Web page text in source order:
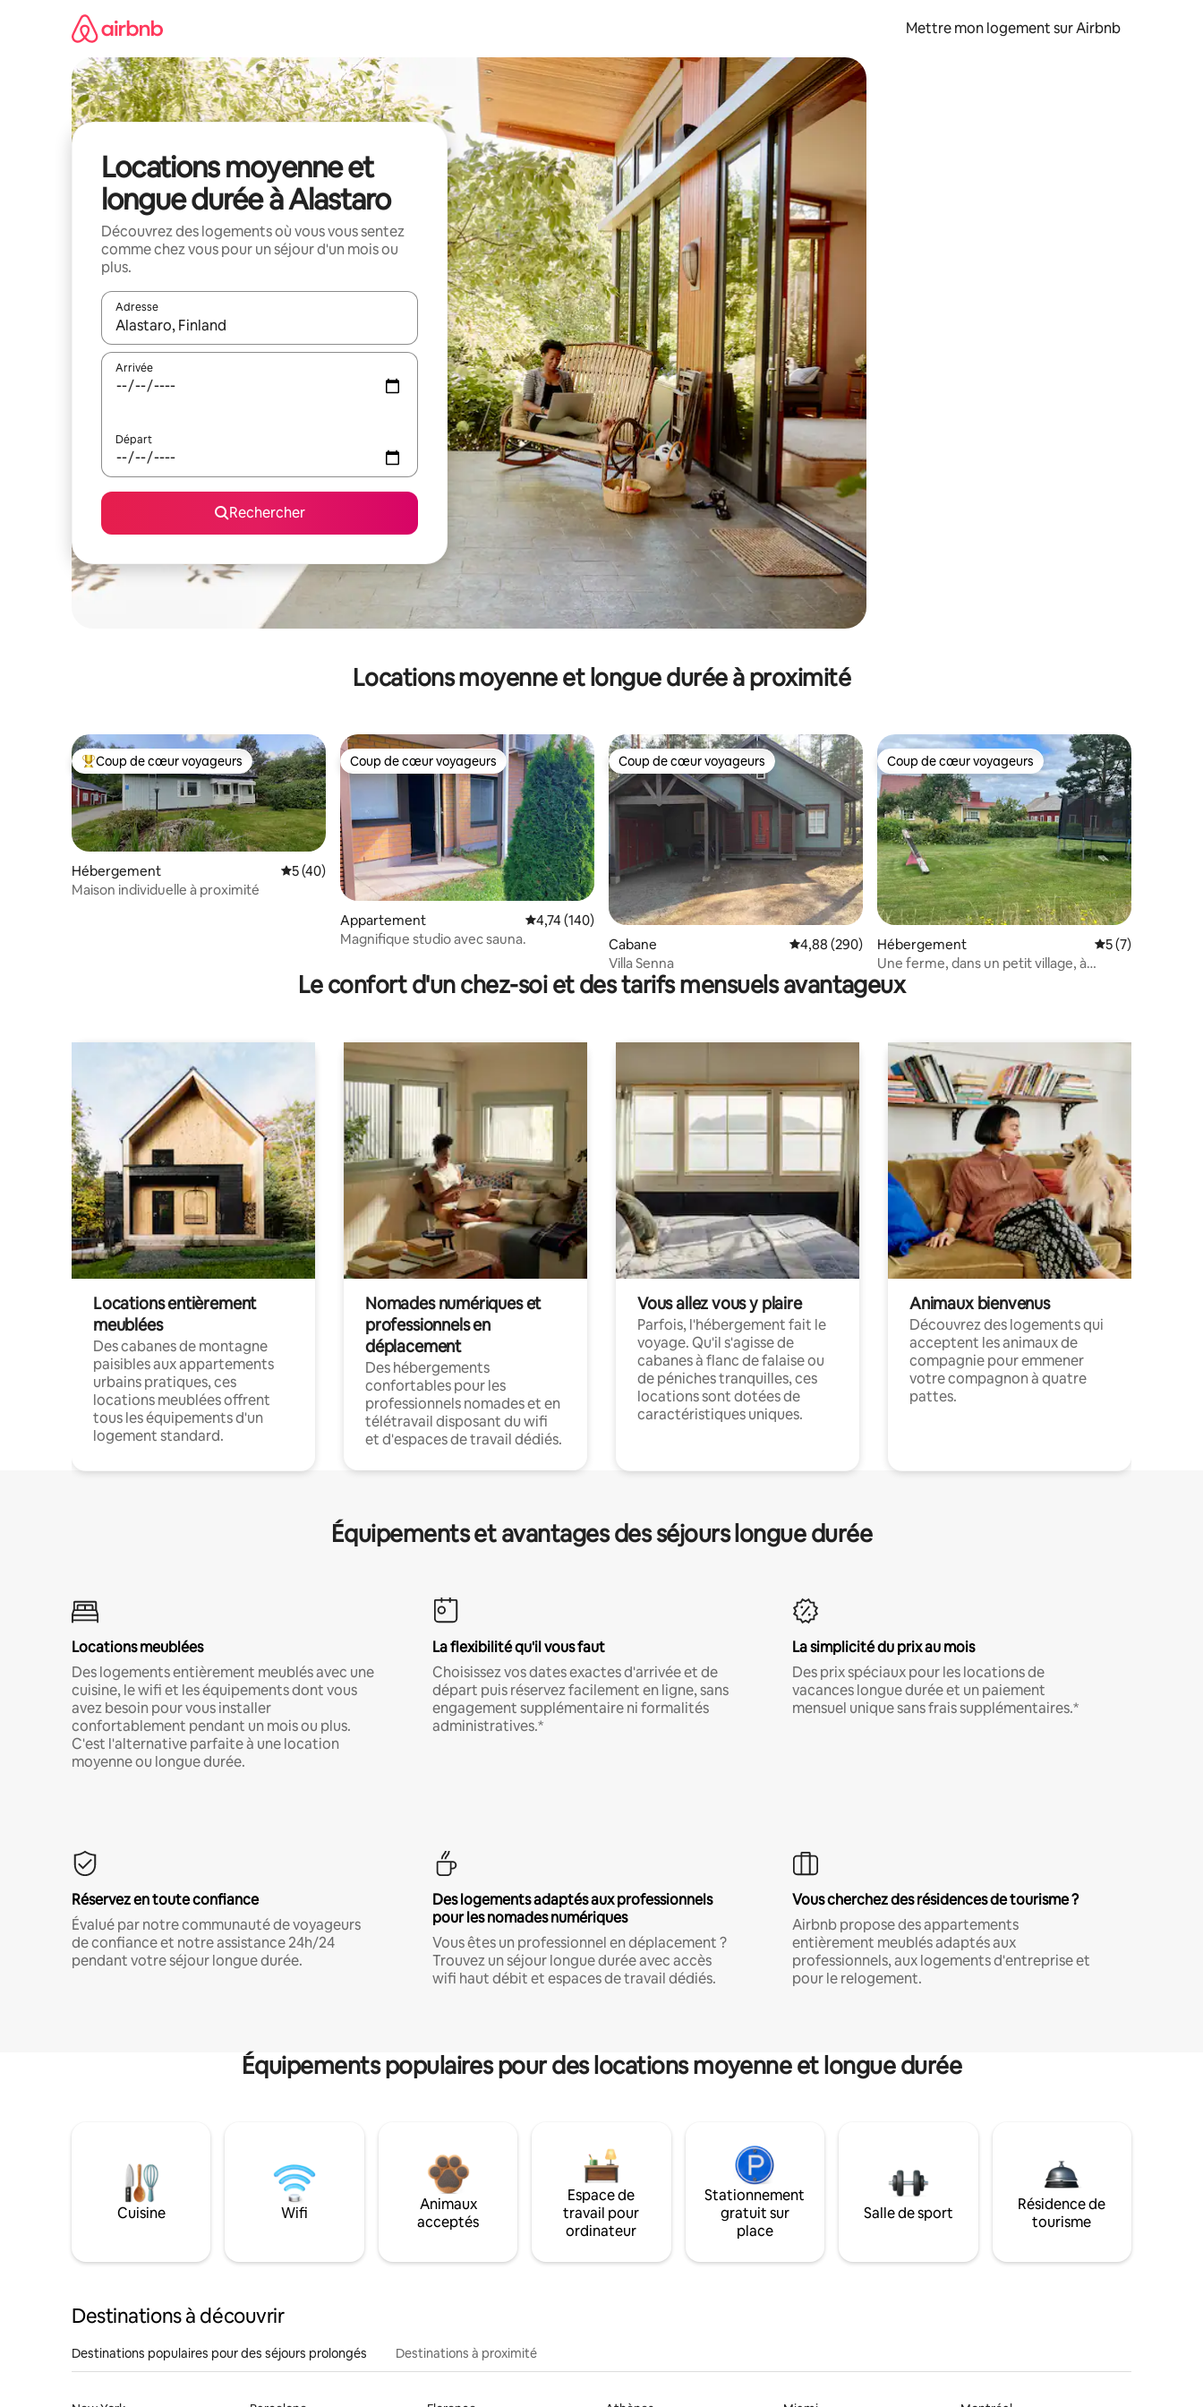
Mettre mon logement sur Airbnb
Locations moyenne et
longue durée à Alastaro
Découvrez des logements où vous vous sentez
comme chez vous pour un séjour d'un mois ou
plus.
Adresse
Lorsque les résultats s'affichent, utilisez les flèches vers le haut et vers le bas pour les parcourir ou en appuyant et en faisant glisser.
Arrivée
Départ
Rechercher
Locations moyenne et longue durée à proximité
Coups de cœur voyageurs les plus appréciés
Coup de cœur voyageurs
Hébergement Évaluation moyenne sur la base de 40 commentaires : 5 sur 5
5 (40)
Maison individuelle à proximité
Coup de cœur voyageurs
Coup de cœur voyageurs
Appartement Évaluation moyenne sur la base de 140 commentaires : 4,74 sur 5
4,74 (140)
Magnifique studio avec sauna.
Coup de cœur voyageurs
Coup de cœur voyageurs
Cabane Évaluation moyenne sur la base de 290 commentaires : 4,88 sur 5
4,88 (290)
Villa Senna
Coup de cœur voyageurs
Coup de cœur voyageurs
Hébergement Évaluation
5 (7)
Une ferme, dans un petit village, à
Vakkila.
Le confort d'un chez-soi et des tarifs mensuels avantageux
Locations entièrement
meublées
Des cabanes de montagne
paisibles aux appartements
urbains pratiques, ces
locations meublées offrent
tous les équipements d'un
logement standard.
Nomades numériques et
professionnels en
déplacement
Des hébergements
confortables pour les
professionnels nomades et en
télétravail disposant du wifi
et d'espaces de travail dédiés.
Vous allez vous y plaire
Parfois, l'hébergement fait le
voyage. Qu'il s'agisse de
cabanes à flanc de falaise ou
de péniches tranquilles, ces
locations sont dotées de
caractéristiques uniques.
Animaux bienvenus
Découvrez des logements qui
acceptent les animaux de
compagnie pour emmener
votre compagnon à quatre
pattes.
Équipements et avantages des séjours longue durée
Locations meublées
Des logements entièrement meublés avec une
cuisine, le wifi et les équipements dont vous
avez besoin pour vous installer
confortablement pendant un mois ou plus.
C'est l'alternative parfaite à une location
moyenne ou longue durée.
La flexibilité qu'il vous faut
Choisissez vos dates exactes d'arrivée et de
départ puis réservez facilement en ligne, sans
engagement supplémentaire ni formalités
administratives.*
La simplicité du prix au mois
Des prix spéciaux pour les locations de
vacances longue durée et un paiement
mensuel unique sans frais supplémentaires.*
Réservez en toute confiance
Évalué par notre communauté de voyageurs
de confiance et notre assistance 24h/24
pendant votre séjour longue durée.
Des logements adaptés aux professionnels
pour les nomades numériques
Vous êtes un professionnel en déplacement ?
Trouvez un séjour longue durée avec accès
wifi haut débit et espaces de travail dédiés.
Vous cherchez des résidences de tourisme ?
Airbnb propose des appartements
entièrement meublés adaptés aux
professionnels, aux logements d'entreprise et
pour le relogement.
Équipements populaires pour des locations moyenne et longue durée
Cuisine Wifi
Animaux
acceptés
Espace de
travail pour
ordinateur
Stationnement
gratuit sur
place
Salle de sport
Résidence de
tourisme
Destinations à découvrir
Destinations populaires pour des séjours prolongés Destinations à proximité